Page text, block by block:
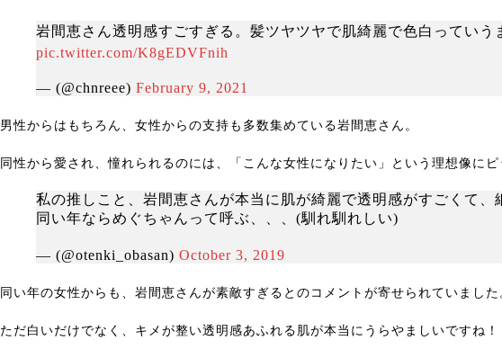
岩間恵さん透明感すごすぎる。髪ツヤツヤで肌綺麗で色白ってい
pic.twitter.com/K8gEDVFnih
— (@chnreee) February 9, 2021
男性からはもちろん、女性からの支持も多数集めている岩間恵さん。
同性から愛され、憧れられるのには、「こんな女性になりたい」という理想像に
私の推しこと、岩間恵さんが本当に肌が綺麗で透明感がすごくて
同い年ならめぐちゃんって呼ぶ、、、(馴れ馴れしい)
— (@otenki_obasan) October 3, 2019
同い年の女性からも、岩間恵さんが素敵すぎるとのコメントが寄せられていました
ただ白いだけでなく、キメが整い透明感あふれる肌が本当にうらやましいですね！